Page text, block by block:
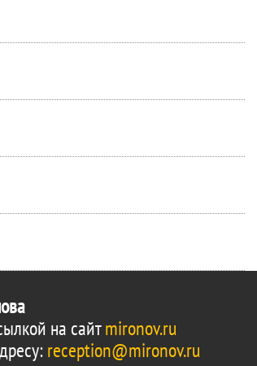
на сайтmironov.ru
reception@mironov.ru